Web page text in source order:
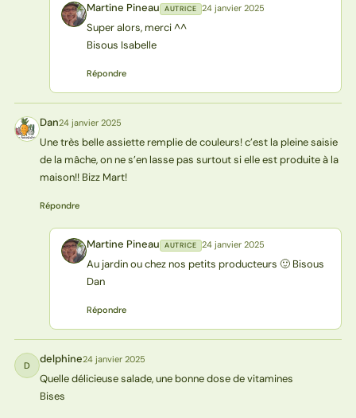
MP Martine Pineau AUTRICE 24 janvier 2025
Super alors, merci ^^
Bisous Isabelle
Répondre
D Dan24 janvier 2025
Une très belle assiette remplie de couleurs! c’est la pleine saisie
de la mâche, on ne s’en lasse pas surtout si elle est produite à la
maison!! Bizz Mart!
Répondre
MP Martine Pineau AUTRICE 24 janvier 2025
Au jardin ou chez nos petits producteurs 🙂 Bisous
Dan
Répondre
D delphine24 janvier 2025
Quelle délicieuse salade, une bonne dose de vitamines
Bises